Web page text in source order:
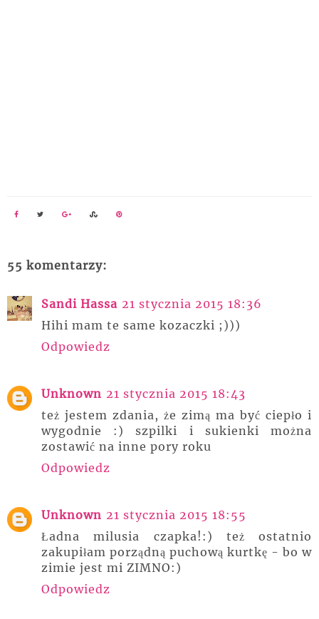
55 komentarzy:
Sandi Hassa 21 stycznia 2015 18:36
Hihi mam te same kozaczki ;)))
Odpowiedz
Unknown 21 stycznia 2015 18:43
też jestem zdania, że zimą ma być ciepło i
wygodnie :) szpilki i sukienki można
zostawić na inne pory roku
Odpowiedz
Unknown 21 stycznia 2015 18:55
Ładna milusia czapka!:) też ostatnio
zakupiłam porządną puchową kurtkę - bo w
zimie jest mi ZIMNO:)
Odpowiedz